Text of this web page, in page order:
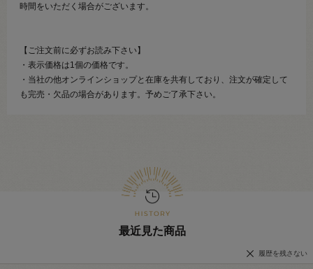
時間をいただく場合がございます。
【ご注文前に必ずお読み下さい】
・表示価格は1個の価格です。
・当社の他オンラインショップと在庫を共有しており、注文が確定して
も完売・欠品の場合があります。予めご了承下さい。
最近見た商品
履歴を残さない